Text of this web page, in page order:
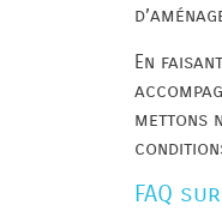
En
mettons
FAQ